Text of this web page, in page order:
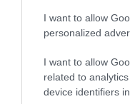
I want to allow
personalized
I want to allow
related to
device identifiers
que los
informados
para tomar
acertadas.